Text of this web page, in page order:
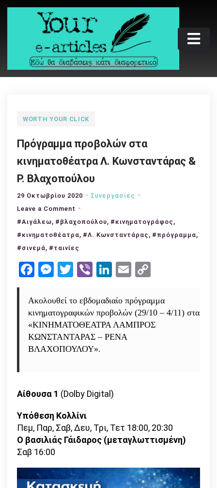
Skip
Your e-articles
Εδώ θα διαβάσεις κάτι διαφορετικό
WORTH YOUR CLICK
Πρόγραμμα προβολών στα
κινηματοθέατρα Λ. Κωνσταντάρας &
Ρ. Βλαχοπούλου
29 Οκτωβρίου 2020
Συνεργασίες
Leave a Comment on
Πρόγραμμα
προβολών
Λ.
Ρ.
Βλαχοπούλου
#Αιγάλεω, #βλαχοπούλου, #κινηματογράφος ,
#κινηματοθέατρα, #Λ. Κωνσταντάρας , #πρόγραμμα,
#σινεμά, #ταινίες
Facebook
Messenger
Twitter
ViberLinkedIn
Email
Ακολουθεί το εβδομαδιαίο πρόγραμμα
κινηματογραφικών προβολών (29/10 – 4/11) στα
«ΚΙΝΗΜΑΤΟΘΕΑΤΡΑ ΛΑΜΠΡΟΣ
ΚΩΝΣΤΑΝΤΑΡΑΣ – ΡΕΝΑ
ΒΛΑΧΟΠΟΥΛΟΥ».
Αίθουσα 1 (Dolby Digital)
Υπόθεση Κολλίνι
Πεμ, Παρ, Σαβ, Δευ, Τρι, Τετ 18:00, 20:30
Ο βασιλιάς Γάιδαρος (μεταγλωττισμένη)
Σαβ 16:00